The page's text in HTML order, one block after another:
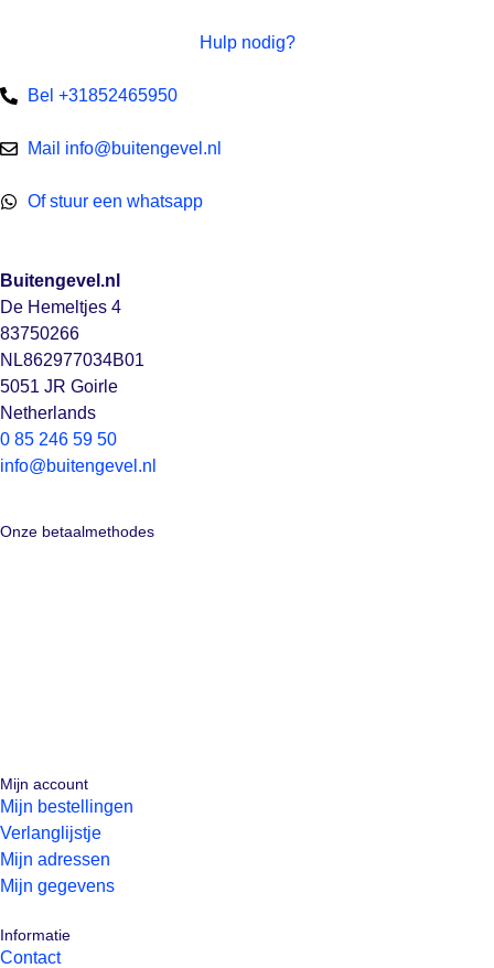
Hulp nodig?
Bel +31852465950
Mail info@buitengevel.nl
Of stuur een whatsapp
Buitengevel.nl
De Hemeltjes 4
83750266
NL862977034B01
5051 JR Goirle
Netherlands
0 85 246 59 50
info@buitengevel.nl
Onze betaalmethodes
Mijn account
Mijn bestellingen
Verlanglijstje
Mijn adressen
Mijn gegevens
Informatie
Contact